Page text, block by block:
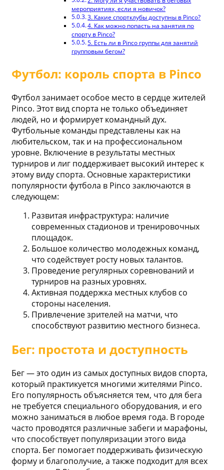
мероприятиях, если я новичок?
3. Какие спортклубы доступны в Pinco?
4. Как можно попасть на занятия по
спорту в Pinco?
5. Есть ли в Pinco группы для занятий
групповым бегом?
Футбол: король спорта в Pinco
Футбол занимает особое место в сердце жителей
Pinco. Этот вид спорта не только объединяет
людей, но и формирует командный дух.
Футбольные команды представлены как на
любительском, так и на профессиональном
уровне. Включение в результаты местных
турниров и лиг поддерживает высокий интерес к
этому виду спорта. Основные характеристики
популярности футбола в Pinco заключаются в
следующем:
Развитая инфраструктура: наличие
современных стадионов и тренировочных
площадок.
Большое количество молодежных команд,
что содействует росту новых талантов.
Проведение регулярных соревнований и
турниров на разных уровнях.
Активная поддержка местных клубов со
стороны населения.
Привлечение зрителей на матчи, что
способствуют развитию местного бизнеса.
Бег: простота и доступность
Бег — это один из самых доступных видов спорта,
который практикуется многими жителями Pinco.
Его популярность объясняется тем, что для бега
не требуется специального оборудования, и его
можно заниматься в любое время года. В городе
часто проводятся различные забеги и марафоны,
что способствует популяризации этого вида
спорта. Бег помогает поддерживать физическую
форму и благополучие, а также подходит для всех